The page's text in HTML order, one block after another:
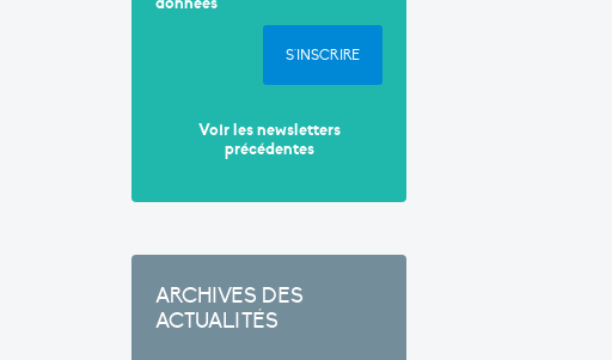
S'INSCRIRE
Voir les newsletters
précédentes
ARCHIVES DES
ACTUALITÉS